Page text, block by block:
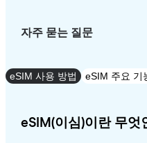
자주 묻는 질문
eSIM 사용 방법 eSIM 주요 기
eSIM(이심)이란 무엇